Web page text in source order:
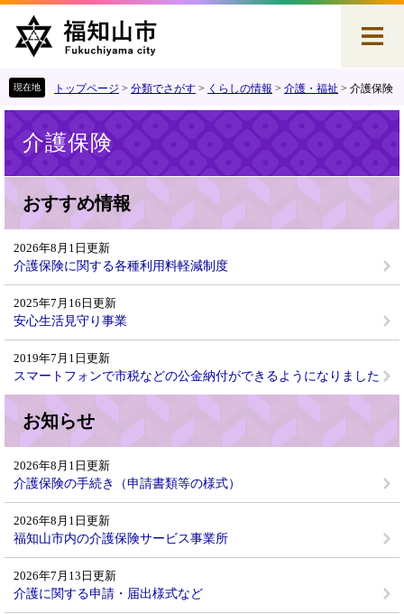
本
文
トップページ > 分類でさがす > くらしの情報 > 介護・福祉 > 介護保険
介護保険
おすすめ情報
2026年8月1日更新
介護保険に関する各種利用料軽減制度
2025年7月16日更新
安心生活見守り事業
2019年7月1日更新
スマートフォンで市税などの公金納付ができるようになりました
お知らせ
2026年8月1日更新
介護保険の手続き（申請書類等の様式）
2026年8月1日更新
福知山市内の介護保険サービス事業所
2026年7月13日更新
介護に関する申請・届出様式など